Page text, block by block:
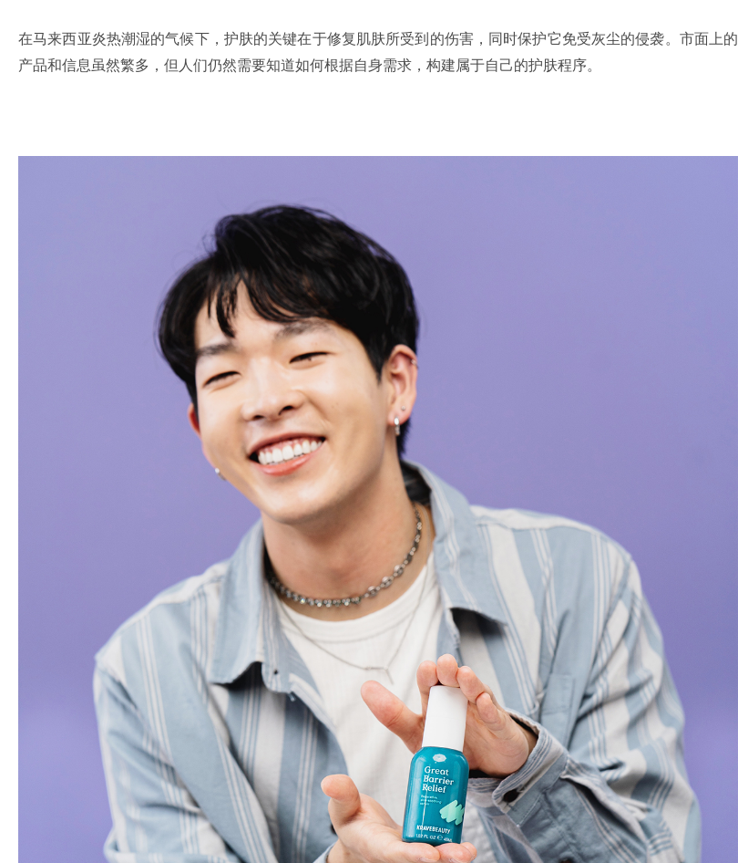
在马来西亚炎热潮湿的气候下，护肤的关键在于修复肌肤所受到的伤害，同时保护它免受灰尘的侵袭。市面上的
产品和信息虽然繁多，但人们仍然需要知道如何根据自身需求，构建属于自己的护肤程序。